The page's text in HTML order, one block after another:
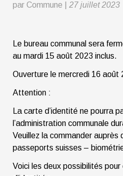
par Commune 27 juillet 2023
Le bureau communal sera
au mardi 15 août 2023 inclus.
Ouverture le mercredi 16 août
Attention :
La carte d’identité ne pourra
l’administration communale
Veuillez la commander auprès
passeports suisses –
Voici les deux possibilités